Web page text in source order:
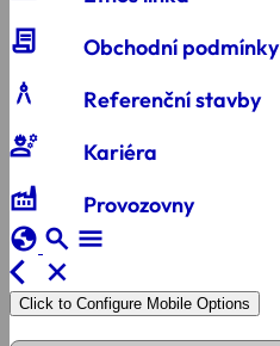
contract Obchodní podmínky
architecture Referenční stavby
engineering Kariéra
factory Provozovny
globe search menu
arrow_back_ios
close
Click to Configure Mobile Options